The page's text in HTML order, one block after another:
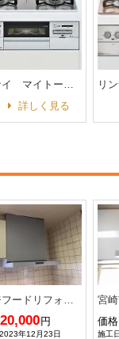
詳しく見る
レンジフードリフォーム工事
円
年12月23日
価格
施工